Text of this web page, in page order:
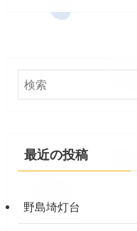
最近の投稿
野島埼灯台